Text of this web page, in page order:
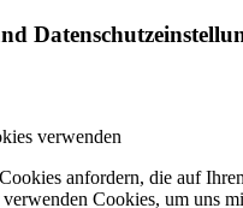
verwenden
anfordern, die auf
Cookies, um uns